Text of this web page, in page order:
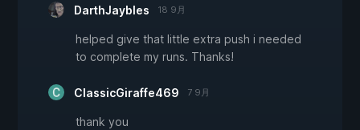
DarthJaybles 18 9月
helped give that little extra push i needed
to complete my runs. Thanks!
ClassicGiraffe469 7 9月
thank you